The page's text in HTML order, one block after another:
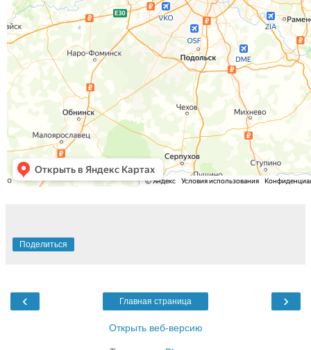
Поделиться
‹ ›
Главная страница
Открыть веб-версию